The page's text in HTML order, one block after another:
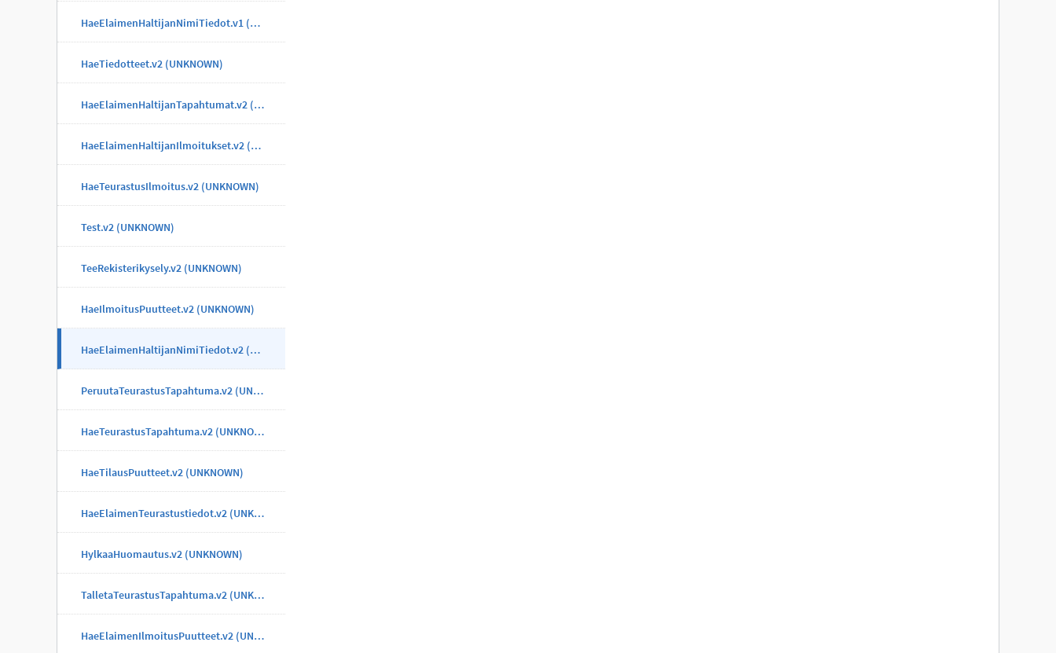
HaeElaimenHaltijanNimiTiedot.v1 (SOAP)
HaeTiedotteet.v2 (UNKNOWN)
HaeElaimenHaltijanTapahtumat.v2 (UNKNOWN)
HaeElaimenHaltijanIlmoitukset.v2 (UNKNOWN)
HaeTeurastusIlmoitus.v2 (UNKNOWN)
Test.v2 (UNKNOWN)
TeeRekisterikysely.v2 (UNKNOWN)
HaeIlmoitusPuutteet.v2 (UNKNOWN)
HaeElaimenHaltijanNimiTiedot.v2 (UNKNOWN)
PeruutaTeurastusTapahtuma.v2 (UNKNOWN)
HaeTeurastusTapahtuma.v2 (UNKNOWN)
HaeTilausPuutteet.v2 (UNKNOWN)
HaeElaimenTeurastustiedot.v2 (UNKNOWN)
HylkaaHuomautus.v2 (UNKNOWN)
TalletaTeurastusTapahtuma.v2 (UNKNOWN)
HaeElaimenIlmoitusPuutteet.v2 (UNKNOWN)